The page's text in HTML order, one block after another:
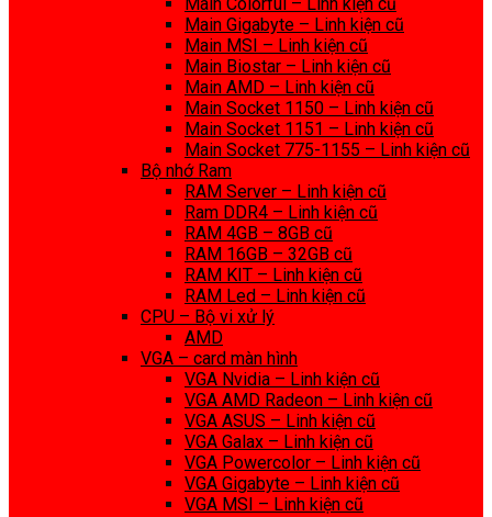
Main Gigabyte – Linh kiện cũ
Main MSI – Linh kiện cũ
Main Biostar – Linh kiện cũ
Main AMD – Linh kiện cũ
Main Socket 1150 – Linh kiện cũ
Main Socket 1151 – Linh kiện cũ
Main Socket 775-1155 – Linh kiện cũ
Bộ nhớ Ram
RAM Server – Linh kiện cũ
Ram DDR4 – Linh kiện cũ
RAM 4GB – 8GB cũ
RAM 16GB – 32GB cũ
RAM KIT – Linh kiện cũ
RAM Led – Linh kiện cũ
CPU – Bộ vi xử lý
AMD
VGA – card màn hình
VGA Nvidia – Linh kiện cũ
VGA AMD Radeon – Linh kiện cũ
VGA ASUS – Linh kiện cũ
VGA Galax – Linh kiện cũ
VGA Powercolor – Linh kiện cũ
VGA Gigabyte – Linh kiện cũ
VGA MSI – Linh kiện cũ